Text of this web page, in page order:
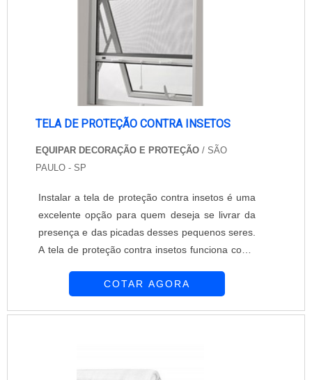
empresa especializada em venda e colocação
de redes e redes de proteção. As redes são
feitas com a mais alta tecnologia e proporciona a
você e a família a proteção que vocês
alambrado fabricada especial....
TELA DE PROTEÇÃO CONTRA INSETOS
EQUIPAR DECORAÇÃO E PROTEÇÃO / SÃO
PAULO - SP
Instalar a tela de proteção contra insetos é uma
excelente opção para quem deseja se livrar da
presença e das picadas desses pequenos seres.
A tela de proteção contra insetos funciona como
dentro dos ambientes. A instalação da tela de
COTAR AGORA